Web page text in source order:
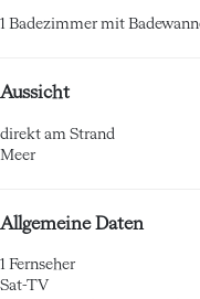
1 Badezimmer mit
Aussicht
direkt am Strand
Meer
Allgemeine Daten
1 Fernseher
Sat-TV